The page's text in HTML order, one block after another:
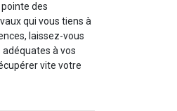
des
qui vous tiens à
laissez-vous
à vos
vite votre